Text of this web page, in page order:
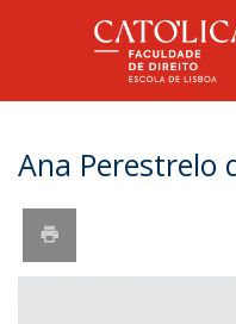
Ana Perestrelo